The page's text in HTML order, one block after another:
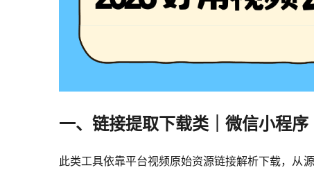
一、链接提取下载类｜微信小程序
此类工具依靠平台视频原始资源链接解析下载，从